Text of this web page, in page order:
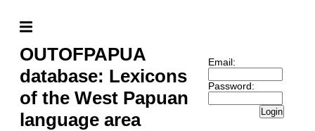
OUTOFPAPUA
database: Lexicons
of the West Papuan
language area
Email:
Password:
Login